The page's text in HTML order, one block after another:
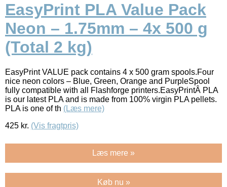
EasyPrint PLA Value Pack
Neon – 1.75mm – 4x 500 g
(Total 2 kg)
EasyPrint VALUE pack contains 4 x 500 gram spools.Four
nice neon colors – Blue, Green, Orange and PurpleSpool
fully compatible with all Flashforge printers.EasyPrintÂ PLA
is our latest PLA and is made from 100% virgin PLA pellets.
PLA is one of th (Læs mere)
425 kr. (Vis fragtpris)
Læs mere »
Køb nu »